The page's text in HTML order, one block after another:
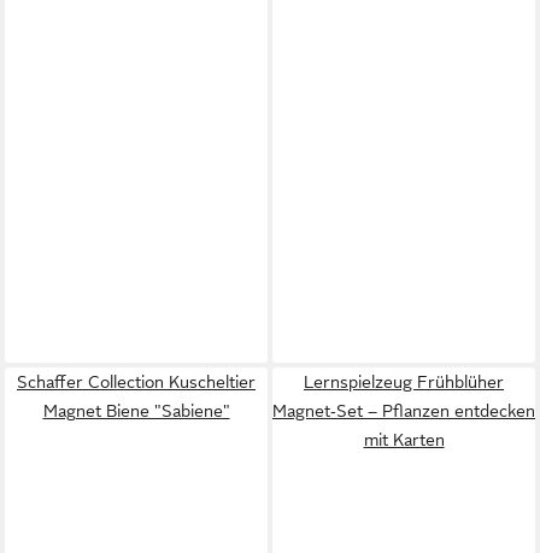
Schaffer Collection Kuscheltier
Magnet Biene "Sabiene"
Lernspielzeug Frühblüher
Magnet‑Set – Pflanzen entdecken
mit Karten